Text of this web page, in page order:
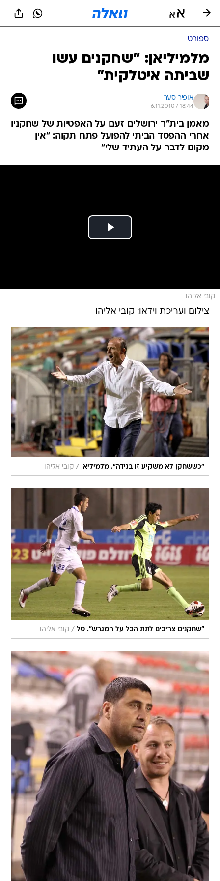
ספורט
מלמיליאן: "שחקנים עשו
שביתה איטלקית"
אופיר סער
6.11.2010 / 18:44
מאמן בית"ר ירושלים זעם על האפטיות של שחקניו
אחרי ההפסד הביתי להפועל פתח תקוה: "אין
מקום לדבר על העתיד שלי"
קובי אליהו
צילום ועריכת וידאו: קובי אליהו
"כששחקן לא משקיע זו בגידה". מלמיליאן / קובי אליהו
"שחקנים צריכים לתת הכל על המגרש". טל / קובי אליהו